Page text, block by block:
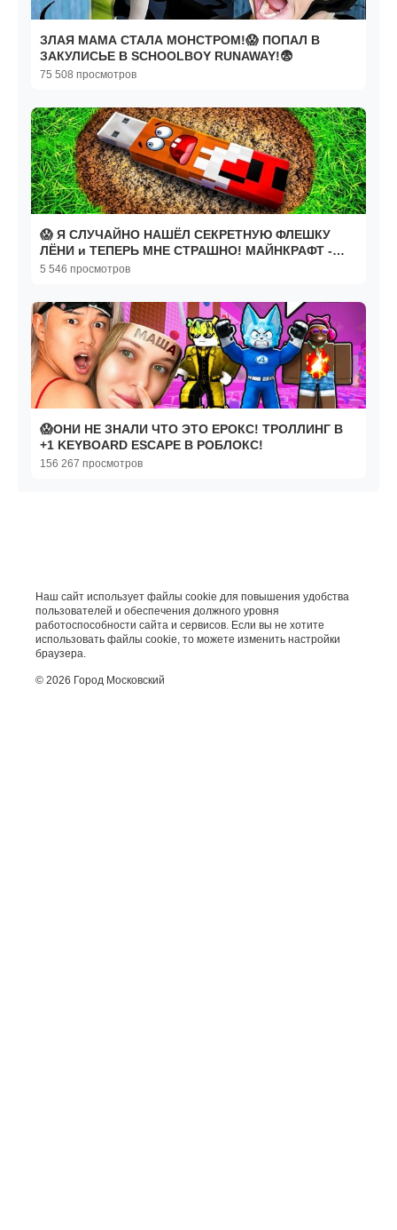
ЗЛАЯ МАМА СТАЛА МОНСТРОМ!😱 ПОПАЛ В
ЗАКУЛИСЬЕ В SCHOOLBOY RUNAWAY!😨
75 508 просмотров
😱 Я СЛУЧАЙНО НАШЁЛ СЕКРЕТНУЮ ФЛЕШКУ
ЛЁНИ и ТЕПЕРЬ МНЕ СТРАШНО! МАЙНКРАФТ -
(ВЛАДУС) #Майнкрафт
5 546 просмотров
😱ОНИ НЕ ЗНАЛИ ЧТО ЭТО ЕРОКС! ТРОЛЛИНГ В
+1 KEYBOARD ESCAPE В РОБЛОКС!
156 267 просмотров
Наш сайт использует файлы cookie для повышения удобства
пользователей и обеспечения должного уровня
работоспособности сайта и сервисов. Если вы не хотите
использовать файлы cookie, то можете изменить настройки
браузера.
© 2026 Город Московский